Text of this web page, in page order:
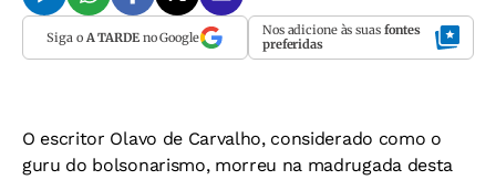
Siga o A TARDEno Google Nos adicione às suas fontes
preferidas
O escritor Olavo de Carvalho, considerado como o
guru do bolsonarismo, morreu na madrugada desta